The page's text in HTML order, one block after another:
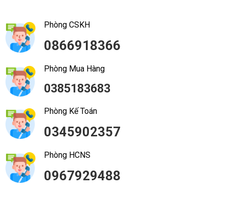
Phòng CSKH
0866918366
Phòng Mua Hàng
0385183683
Phòng Kế Toán
0345902357
Phòng HCNS
0967929488